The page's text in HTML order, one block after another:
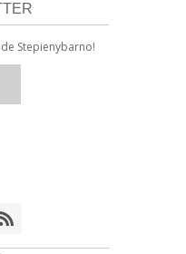
Stepienybarno!